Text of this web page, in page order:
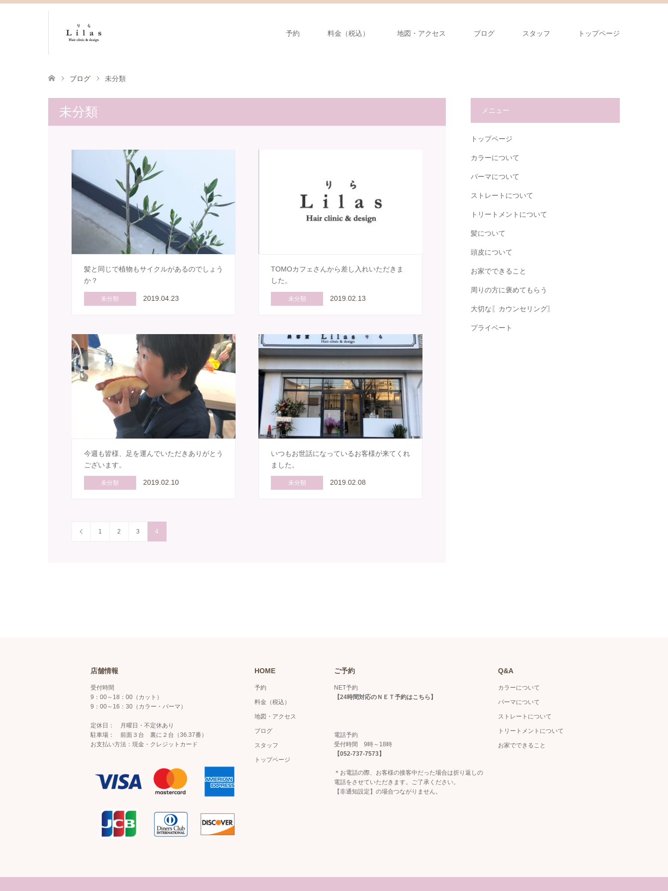
予約 料金（税込） 地図・アクセス ブログ スタッフ トップページ
ブログ 未分類
未分類
髪と同じで植物もサイクルがあるのでしょう
か？
未分類 2019.04.23
TOMOカフェさんから差し入れいただきま
した。
未分類 2019.02.13
今週も皆様、足を運んでいただきありがとう
ございます。
未分類 2019.02.10
いつもお世話になっているお客様が来てくれ
ました。
未分類 2019.02.08
1 2 3 4
メニュー
トップページ
カラーについて
パーマについて
ストレートについて
トリートメントについて
髪について
頭皮について
お家でできること
周りの方に褒めてもらう
大切な〖カウンセリング〗
プライベート
店舗情報
受付時間
9：00～18：00（カット）
9：00～16：30（カラー・パーマ）
定休日： 月曜日・不定休あり
駐車場： 前面３台 裏に２台（36.37番）
お支払い方法：現金・クレジットカード
HOME
予約
料金（税込）
地図・アクセス
ブログ
スタッフ
トップページ
ご予約
NET予約
【24時間対応のＮＥＴ予約はこちら 】
電話予約
受付時間 9時～18時
【052-737-7573】
＊お電話の際、お客様の接客中だった場合は折り返しの
電話をさせていただきます。ご了承ください。
【非通知設定】の場合つながりません。
Q&A
カラーについて
パーマについて
ストレートについて
トリートメントについて
お家でできること